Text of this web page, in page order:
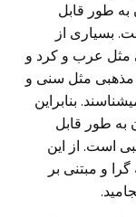
به طور قابل
بسیاری از
مثل عرب و کرد و
مذهبی مثل سنی و
بنابراین
طور قابل
است. از این
و مبتنی بر